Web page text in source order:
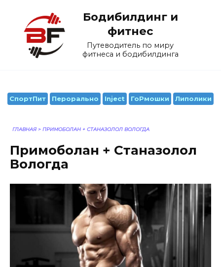
содержанию
Бодибилдинг и
фитнес
Путеводитель по миру
фитнеса и бодибилдинга
СпортПит Перорально Inject ГоРмошки Липолики
ГЛАВНАЯ > ПРИМОБОЛАН + СТАНАЗОЛОЛ ВОЛОГДА
Примоболан + Станазолол
Вологда